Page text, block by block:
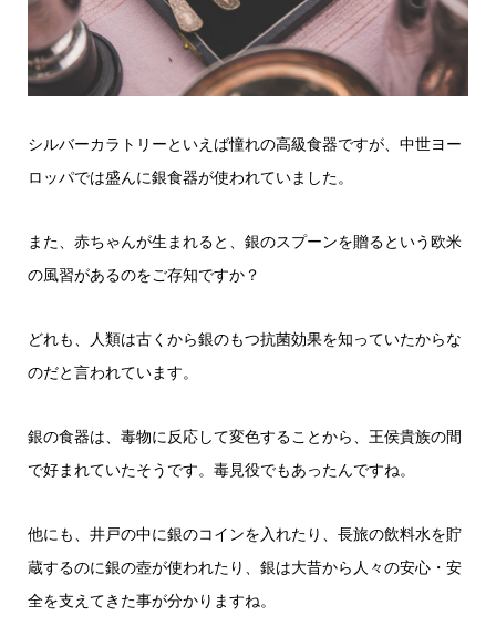
シルバーカラトリーといえば憧れの高級食器ですが、中世ヨー
ロッパでは盛んに銀食器が使われていました。
また、赤ちゃんが生まれると、銀のスプーンを贈るという欧米
の風習があるのをご存知ですか？
どれも、人類は古くから銀のもつ抗菌効果を知っていたからな
のだと言われています。
銀の食器は、毒物に反応して変色することから、王侯貴族の間
で好まれていたそうです。毒見役でもあったんですね。
他にも、井戸の中に銀のコインを入れたり、長旅の飲料水を貯
蔵するのに銀の壺が使われたり、銀は大昔から人々の安心・安
全を支えてきた事が分かりますね。